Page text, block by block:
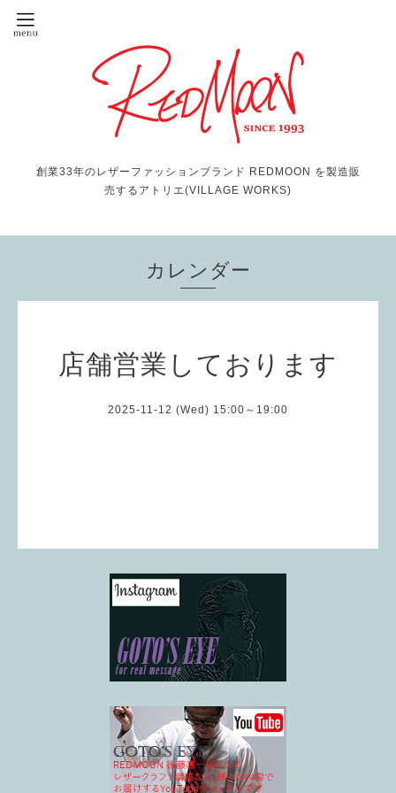
創業33年のレザーファッションブランド REDMOON を製造販
売するアトリエ(VILLAGE WORKS)
カレンダー
店舗営業しております
2025-11-12 (Wed) 15:00～19:00